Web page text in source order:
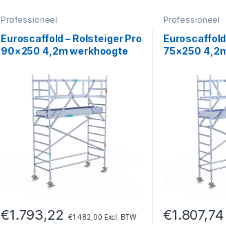
Professioneel
Euroscaffold – Rolsteiger Pro
90×250 4,2m werkhoogte
€1.793,22 €1.482,00 Excl. BTW
Professioneel
75×250
€1.807,74